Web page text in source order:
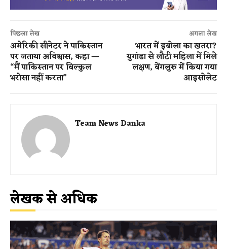
पिछला लेख
अमेरिकी सीनेटर ने पाकिस्तान
पर जताया अविश्वास, कहा —
“मैं पाकिस्तान पर बिल्कुल
भरोसा नहीं करता”
अगला लेख
भारत में इबोला का खतरा?
युगांडा से लौटी महिला में मिले
लक्षण, बेंगलुरु में किया गया
आइसोलेट
Team News Danka
लेखक से अधिक